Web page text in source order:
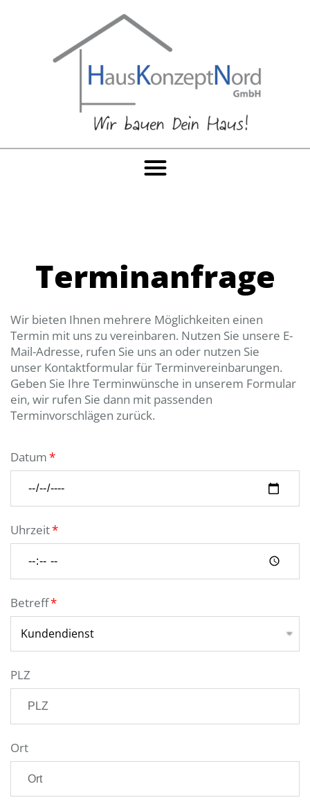
Terminanfrage
Wir bieten Ihnen mehrere Möglichkeiten einen
Termin mit uns zu vereinbaren. Nutzen Sie unsere E-
Mail-Adresse, rufen Sie uns an oder nutzen Sie
unser Kontaktformular für Terminvereinbarungen.
Geben Sie Ihre Terminwünsche in unserem Formular
ein, wir rufen Sie dann mit passenden
Terminvorschlägen zurück.
Datum
Uhrzeit
Betreff
PLZ
Ort